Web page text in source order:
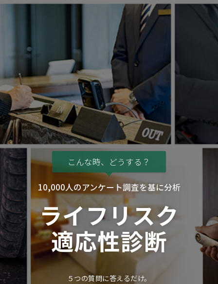
こんな時、どうする？
10,000人のアンケート調査を基に分析
ライフリスク
適応性診断
５つの質問に答えるだけ。